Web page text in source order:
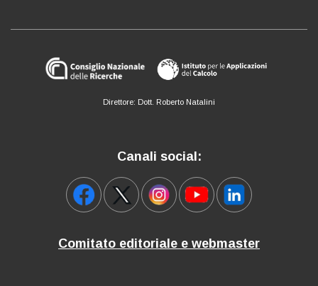
Direttore: Dott. Roberto Natalini
Canali social:
Comitato editoriale e webmaster